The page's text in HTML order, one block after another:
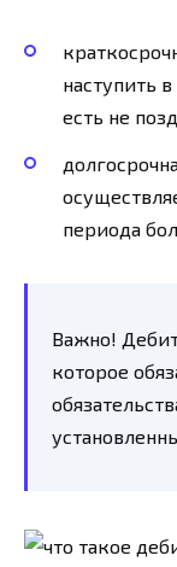
наступить
есть не
периода
Важно!
которое